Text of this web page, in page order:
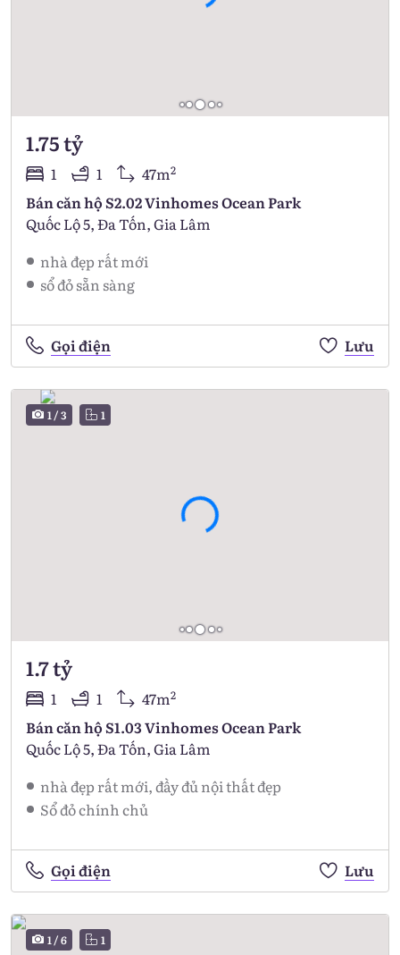
1.75 tỷ
1 1 47m2
Bán căn hộ S2.02 Vinhomes Ocean Park
Quốc Lộ 5, Đa Tốn, Gia Lâm
nhà đẹp rất mới
sổ đỏ sẵn sàng
Gọi điện Lưu
1/3 1
1.7 tỷ
1 1 47m2
Bán căn hộ S1.03 Vinhomes Ocean Park
Quốc Lộ 5, Đa Tốn, Gia Lâm
nhà đẹp rất mới, đầy đủ nội thất đẹp
Sổ đỏ chính chủ
Gọi điện Lưu
1/6 1